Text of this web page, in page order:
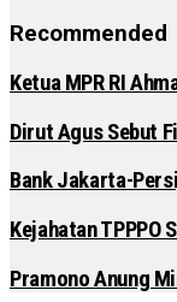
Recommended
Ketua MPR RI
Dirut Agus Sebut
Bank Jakarta-
Kejahatan
Pramono Anung